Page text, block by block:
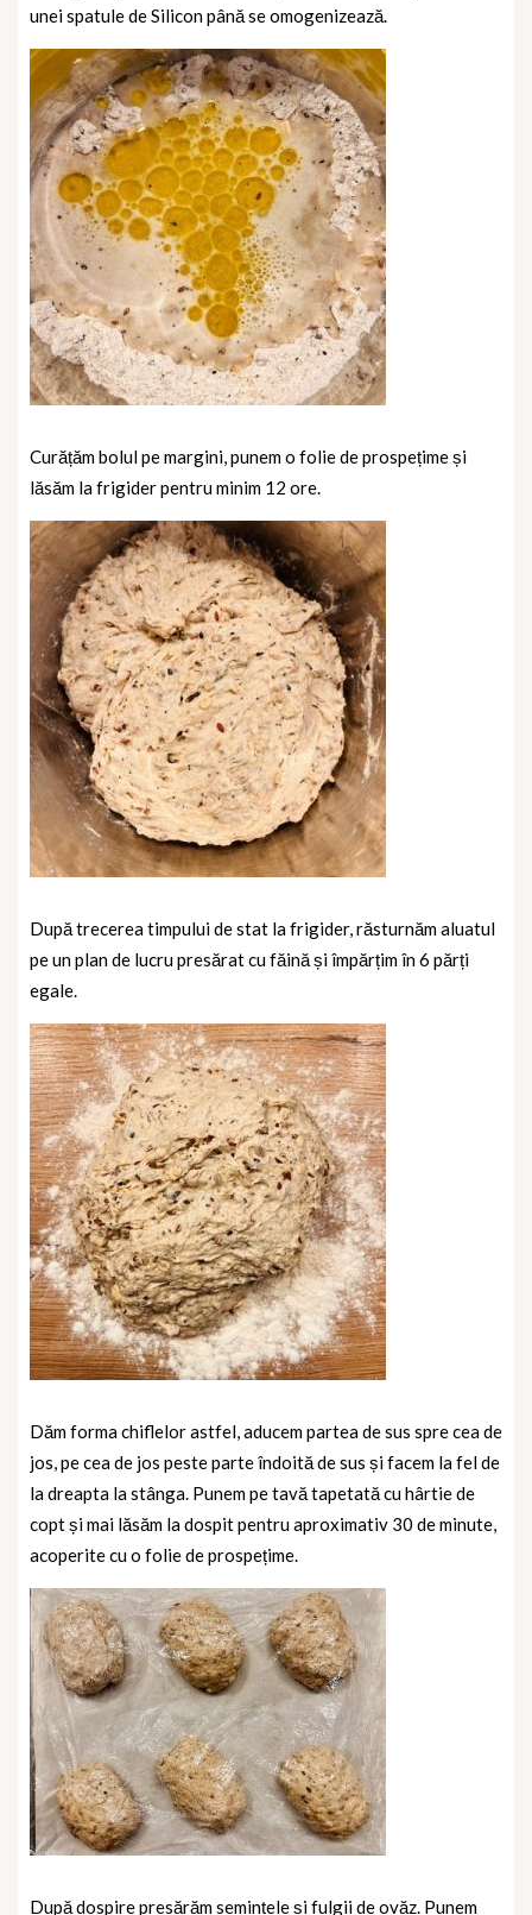
unei spatule de Silicon până se omogenizează.
Curățăm bolul pe margini, punem o folie de prospețime și
lăsăm la frigider pentru minim 12 ore.
După trecerea timpului de stat la frigider, răsturnăm aluatul
pe un plan de lucru presărat cu făină și împărțim în 6 părți
egale.
Dăm forma chiflelor astfel, aducem partea de sus spre cea de
jos, pe cea de jos peste parte îndoită de sus și facem la fel de
la dreapta la stânga. Punem pe tavă tapetată cu hârtie de
copt și mai lăsăm la dospit pentru aproximativ 30 de minute,
acoperite cu o folie de prospețime.
După dospire presărăm semințele și fulgii de ovăz. Punem